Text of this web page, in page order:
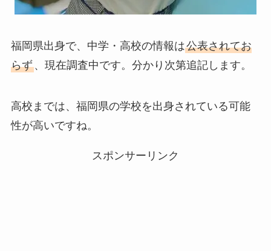
福岡県出身で、中学・高校の情報は公表されてお
らず、現在調査中です。分かり次第追記します。
高校までは、福岡県の学校を出身されている可能
性が高いですね。
スポンサーリンク